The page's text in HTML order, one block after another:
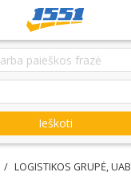
Ieškoti
LOGISTIKOS GRUPĖ, UAB